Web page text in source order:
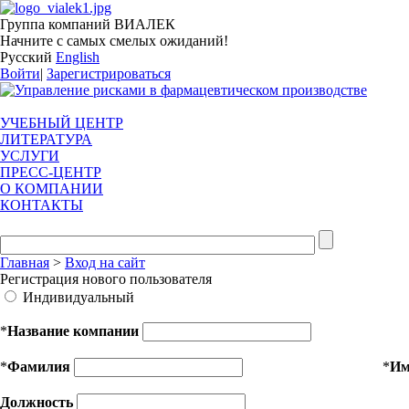
Группа компаний ВИАЛЕК
Начните с самых смелых ожиданий!
Русский English
Войти| Зарегистрироваться
УЧЕБНЫЙ ЦЕНТР
ЛИТЕРАТУРА
УСЛУГИ
ПРЕСС-ЦЕНТР
О КОМПАНИИ
КОНТАКТЫ
Главная > Вход на сайт
Регистрация нового пользователя
Индивидуальный
*Название компании
*Фамилия *
Должность